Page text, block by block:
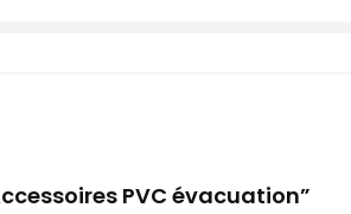
PVC évacuation”